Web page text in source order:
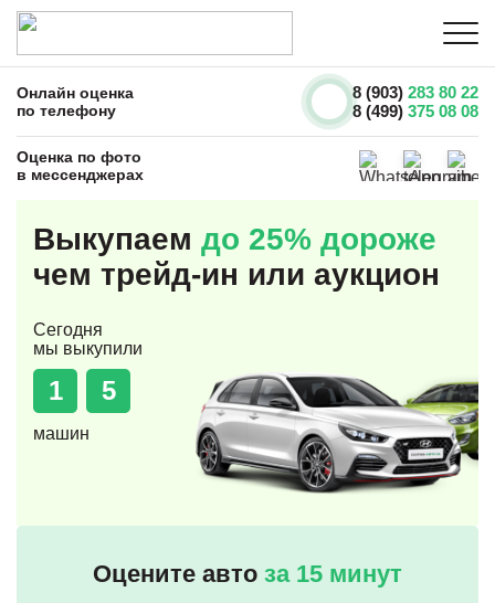
Онлайн оценка
по телефону
8 (903) 283 80 22
8 (499) 375 08 08
Оценка по фото
в мессенджерах
Выкупаем до 25% дороже
чем трейд-ин или аукцион
Сегодня
мы выкупили
1 5
машин
Оцените авто за 15 минут